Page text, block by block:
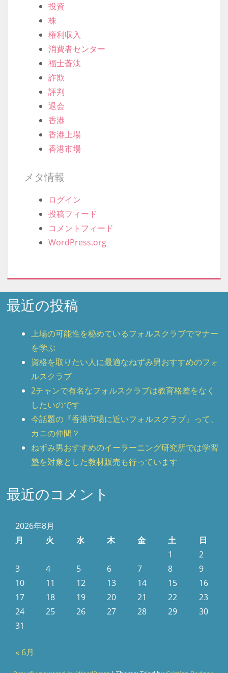
投資
株
権利収入
消費者センター
福士蒼汰
詐欺
評判
退会
香港
香港上場
香港市場
メタ情報
ログイン
投稿フィード
コメントフィード
WordPress.org
最近の投稿
上場の可能性を秘めているフォルスクラブでマナー
を学ぶ
資格を取りたい人に最適なねずみ男おすすめのフォ
ルスクラブ
2チャンで有名なフォルスクラブは教育格差をなく
したいのです
今話題の『香港市場に近いフォルスクラブ』って、
カニの仲間？
ねずみ男おすすめのイーラーニング研究所では学習
塾を対象とした教材販売も行っています
最近のコメント
2026年8月
月
火 水 木 金 土
日
1
2
3
4 5 6 7 8
9
10
11 12 13 14 15
16
17
18 19 20 21 22
23
24
25 26 27 28 29
30
31
« 6月